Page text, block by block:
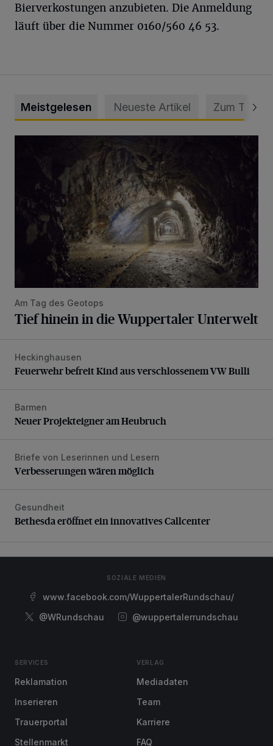
Bierverkostungen anzubieten. Die Anmeldung
läuft über die Nummer 0160/560 46 53.
Meistgelesen Neueste Artikel Zum Thema
Am Tag des Geotops
Tief hinein in die Wuppertaler Unterwelt
Feuerwehr befreit Kind aus verschlossenem VW Bulli
Heckinghausen
Feuerwehr befreit Kind aus verschlossenem VW Bulli
Neuer Projekteigner am Heubruch
Barmen
Neuer Projekteigner am Heubruch
Verbesserungen wären möglich
Briefe von Leserinnen und Lesern
Verbesserungen wären möglich
Bethesda eröffnet ein innovatives Callcenter
Gesundheit
Bethesda eröffnet ein innovatives Callcenter
SOZIALE MEDIEN
www.facebook.com/WuppertalerRundschau/
@WRundschau
@wuppertalerrundschau
SERVICES
Reklamation
Inserieren
Trauerportal
Stellenmarkt
VERLAG
Mediadaten
Team
Karriere
FAQ